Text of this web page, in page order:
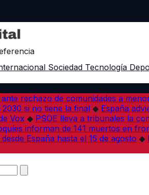
Sociedad Tecnología
rechazo de comunidades a
si no tiene la final ◆ España
Vox ◆ PSOE lleva a tribunales la
informan de 141 muertos en
España hasta el 15 de agosto ◆